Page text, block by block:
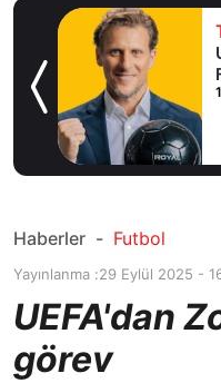
Haberler - Futbol
Yayınlanma :29 Eylül 2025 -
UEFA'dan
görev